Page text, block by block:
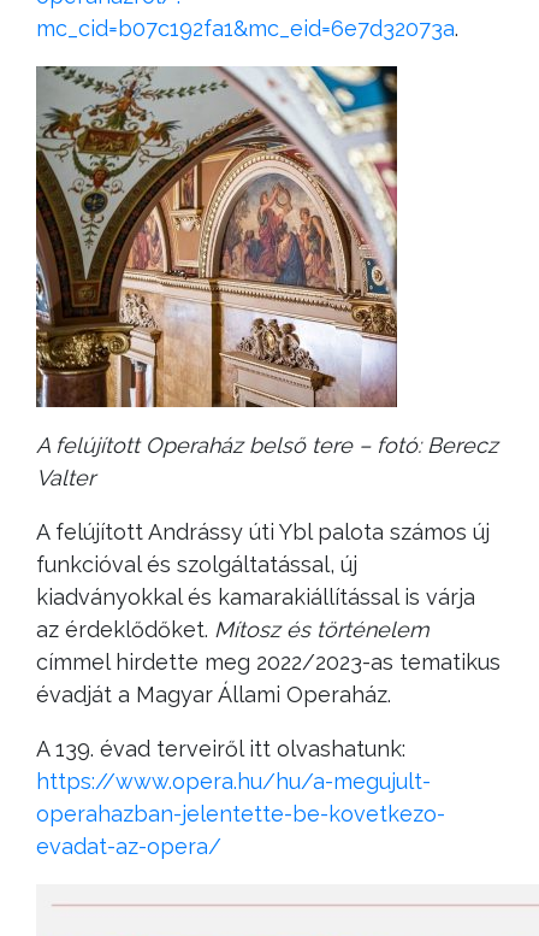
mc_cid=b07c192fa1&mc_eid=6e7d32073a.
A felújított Operaház belső tere – fotó: Berecz
Valter
A felújított Andrássy úti Ybl palota számos új
funkcióval és szolgáltatással, új
kiadványokkal és kamarakiállítással is várja
az érdeklődőket. Mítosz és történelem
címmel hirdette meg 2022/2023-as tematikus
évadját a Magyar Állami Operaház.
A 139. évad terveiről itt olvashatunk:
https://www.opera.hu/hu/a-megujult-
operahazban-jelentette-be-kovetkezo-
evadat-az-opera/